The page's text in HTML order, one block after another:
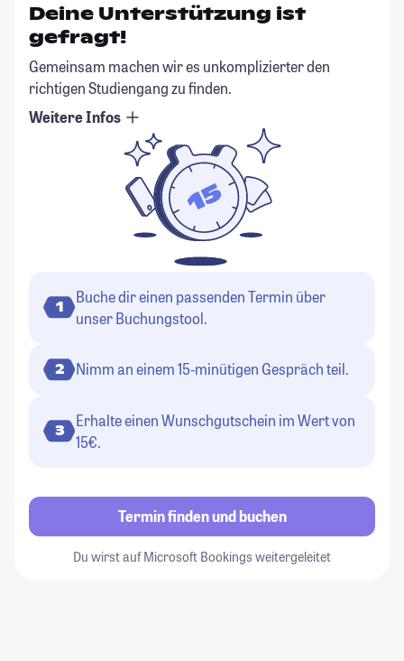
Deine Unterstützung ist
gefragt!
Gemeinsam machen wir es unkomplizierter den
richtigen Studiengang zu finden.
Weitere Infos
1
Buche dir einen passenden Termin über
unser Buchungstool.
2 Nimm an einem 15-minütigen Gespräch teil.
3
Erhalte einen Wunschgutschein im Wert von
15€.
Termin finden und buchen
Du wirst auf Microsoft Bookings weitergeleitet